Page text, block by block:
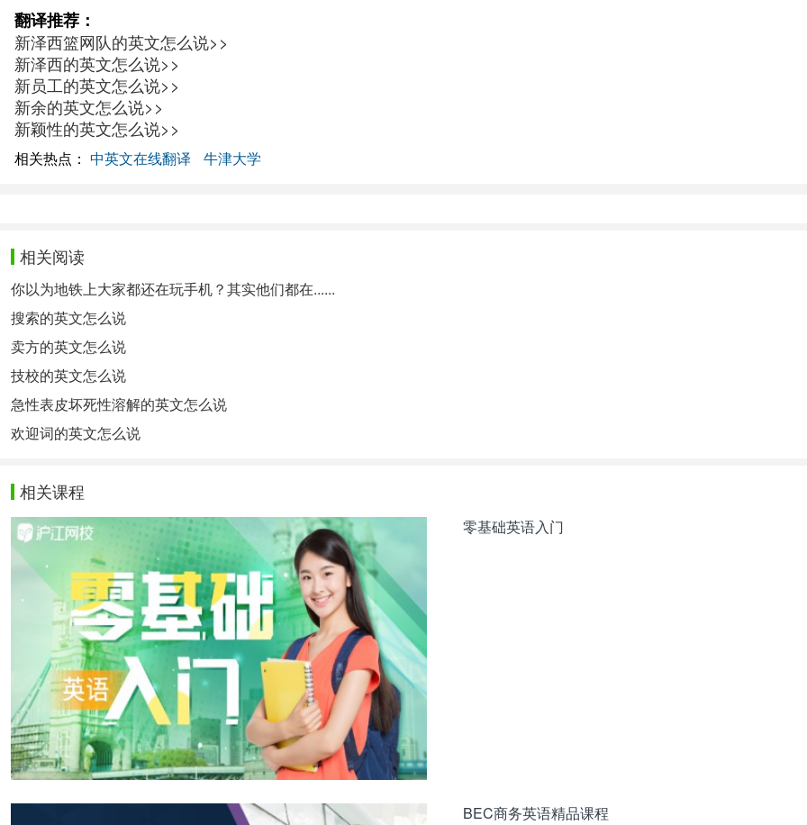
翻译推荐：
新泽西篮网队的英文怎么说>>
新泽西的英文怎么说>>
新员工的英文怎么说>>
新余的英文怎么说>>
新颖性的英文怎么说>>
相关热点： 中英文在线翻译 牛津大学
相关阅读
你以为地铁上大家都还在玩手机？其实他们都在......
搜索的英文怎么说
卖方的英文怎么说
技校的英文怎么说
急性表皮坏死性溶解的英文怎么说
欢迎词的英文怎么说
相关课程
零基础英语入门
BEC商务英语精品课程